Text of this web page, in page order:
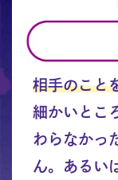
相手のこと
細かいとこ
わらなかっ
ん。あるい